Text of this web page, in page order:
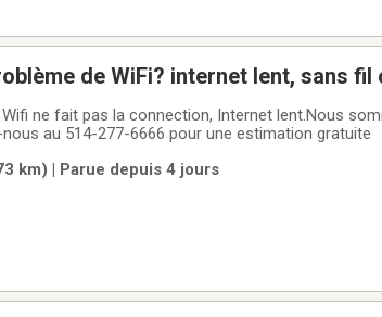
de WiFi? internet lent, sans fil
ne fait pas la connection, Internet lent.Nous
nous au 514-277-6666 pour une estimation gratuite
km) | Parue depuis 4 jours